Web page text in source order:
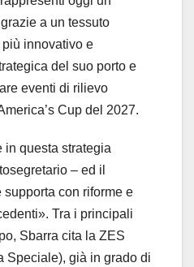
a un tessuto
innovativo e
del suo porto e
eventi di rilievo
Cup del 2027.
in questa strategia
– ed il
con riforme e
Tra i principali
Sbarra cita la ZES
Speciale), già in grado di